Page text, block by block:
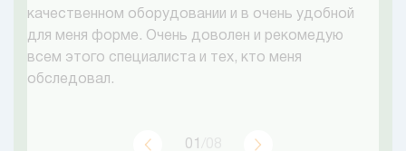
качественном оборудовании и в очень удобной
для меня форме. Очень доволен и рекомедую
всем этого специалиста и тех, кто меня
обследовал.
01